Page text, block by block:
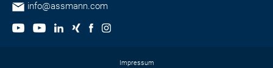
info@assmann.com
Impressum